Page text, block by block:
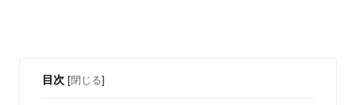
目次 [閉じる]